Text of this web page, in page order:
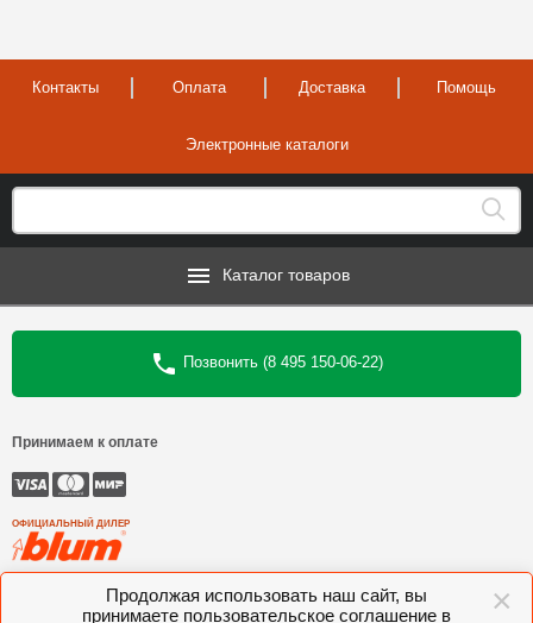
×
Продолжая использовать наш сайт, вы
принимаете пользовательское соглашение в
Контакты Оплата Доставка Помощь
Электронные каталоги
Каталог товаров
Позвонить (8 495 150-06-22)
Принимаем к оплате
ОФИЦИАЛЬНЫЙ ДИЛЕР
Интеркомплект, 2006—2026